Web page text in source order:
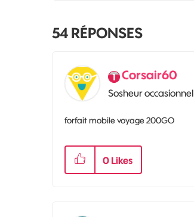
54 RÉPONSES
Corsair60
Sosheur occasionnel
forfait mobile voyage 200GO
0 Likes